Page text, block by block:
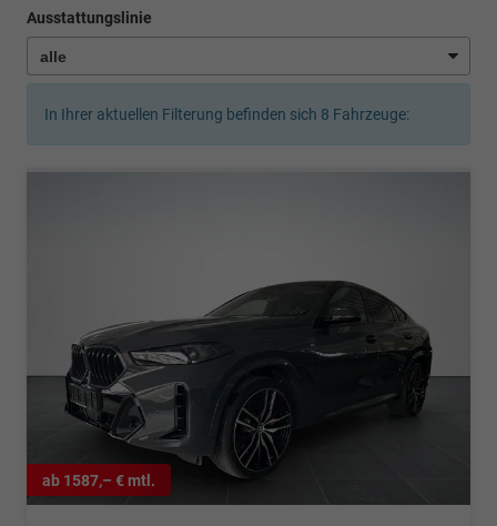
Ausstattungslinie
In Ihrer aktuellen Filterung befinden sich 8 Fahrzeuge:
ab 1587,– € mtl.